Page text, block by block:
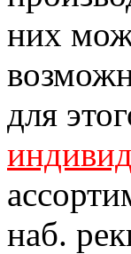
них
для
наб.